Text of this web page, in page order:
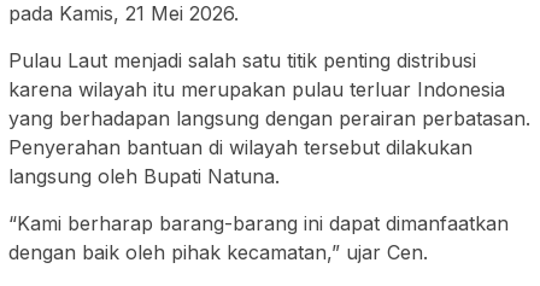
pada Kamis, 21 Mei 2026.
Pulau Laut menjadi salah satu titik penting distribusi
karena wilayah itu merupakan pulau terluar Indonesia
yang berhadapan langsung dengan perairan perbatasan.
Penyerahan bantuan di wilayah tersebut dilakukan
langsung oleh Bupati Natuna.
“Kami berharap barang-barang ini dapat dimanfaatkan
dengan baik oleh pihak kecamatan,” ujar Cen.